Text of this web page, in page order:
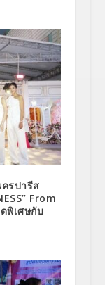
รปารีส
From
พิเศษกับ